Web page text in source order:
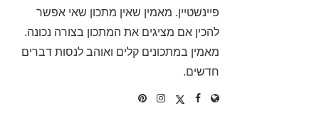
פיינשטיין. מאמין שאין מתכון שאי אפשר
להכין אם מציגים את המתכון בצורה נכונה.
מאמין במתכונים קלים ואוהב לנסות דברים
חדשים.